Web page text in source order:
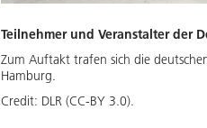
Teilnehmer und Veranstalter der
Zum Auftakt trafen sich die
Hamburg.
Credit: DLR (CC-BY 3.0).